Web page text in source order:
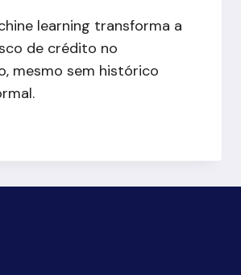
learning transforma a
de crédito no
mesmo sem histórico